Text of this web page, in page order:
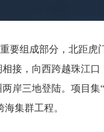
要组成部分，北距虎
接，向西跨越珠江
岸三地登陆。项目集
集群工程。